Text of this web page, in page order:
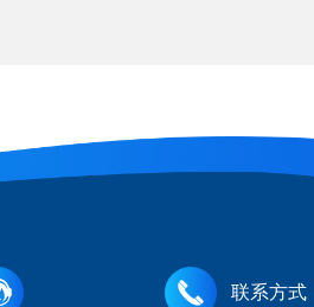
联系方式